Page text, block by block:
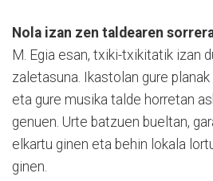
Nola izan zen taldearen
M. Egia esan, txiki-txikitatik izan
zaletasuna. Ikastolan gure
eta gure musika talde horretan
genuen. Urte batzuen bueltan,
elkartu ginen eta behin lokala
ginen.